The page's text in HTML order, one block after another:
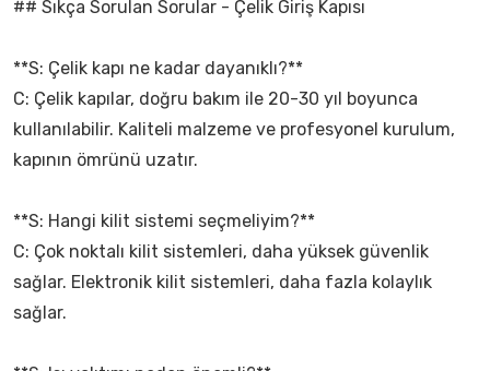
## Sıkça Sorulan Sorular - Çelik Giriş Kapısı
**S: Çelik kapı ne kadar dayanıklı?**
C: Çelik kapılar, doğru bakım ile 20-30 yıl boyunca
kullanılabilir. Kaliteli malzeme ve profesyonel kurulum,
kapının ömrünü uzatır.
**S: Hangi kilit sistemi seçmeliyim?**
C: Çok noktalı kilit sistemleri, daha yüksek güvenlik
sağlar. Elektronik kilit sistemleri, daha fazla kolaylık
sağlar.